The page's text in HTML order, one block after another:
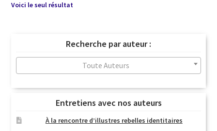
Voici le seul résultat
Recherche par auteur :
Toute Auteurs
Entretiens avec nos auteurs
À la rencontre d’illustres rebelles identitaires